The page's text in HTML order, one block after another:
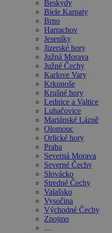
Beskydy
Biele Karpaty
Brno
Harrachov
Jeseníky
Jizerské hory
Južná Morava
Južné Čechy
Karlove Vary
Krkonoše
Krušné hory
Lednice a Valtice
Luhačovice
Mariánské Lázně
Olomouc
Orlické hory
Praha
Severná Morava
Severné Čechy
Slovácko
Stredné Čechy
Valašsko
Vysočina
Východné Čechy
Znojmo
…